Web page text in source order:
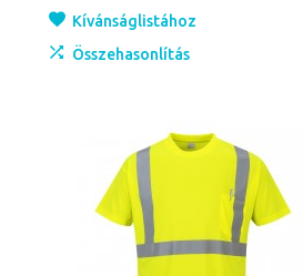
Kívánságlistához
Összehasonlítás